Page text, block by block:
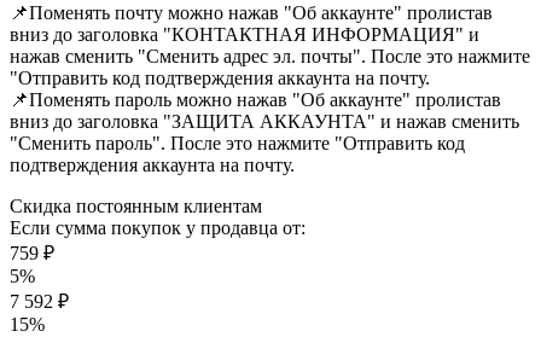
📌Поменять почту можно нажав "Об аккаунте" пролистав
вниз до заголовка "КОНТАКТНАЯ ИНФОРМАЦИЯ" и
нажав сменить "Сменить адрес эл. почты". После это нажмите
"Отправить код подтверждения аккаунта на почту.
📌Поменять пароль можно нажав "Об аккаунте" пролистав
вниз до заголовка "ЗАЩИТА АККАУНТА" и нажав сменить
"Сменить пароль". После это нажмите "Отправить код
подтверждения аккаунта на почту.
Скидка постоянным клиентам
Если сумма покупок у продавца от:
759 ₽
5%
7 592 ₽
15%